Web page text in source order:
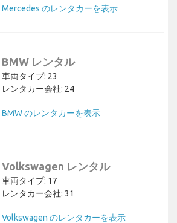
Mercedes のレンタカーを表示
BMW レンタル
車両タイプ: 23
レンタカー会社: 24
BMW のレンタカーを表示
Volkswagen レンタル
車両タイプ: 17
レンタカー会社: 31
Volkswagen のレンタカーを表示